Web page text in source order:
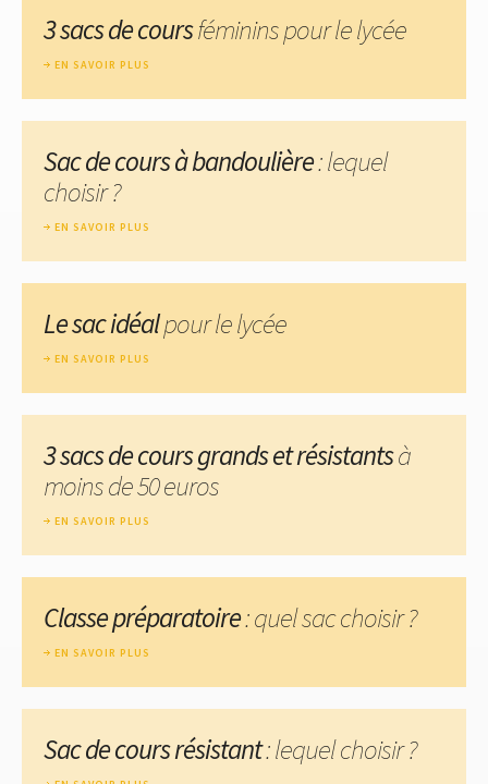
3 sacs de coursféminins pour le lycée
EN SAVOIR PLUS
Sac de cours à bandoulière: lequel
choisir ?
EN SAVOIR PLUS
Le sac idéalpour le lycée
EN SAVOIR PLUS
3 sacs de cours grands et résistantsà
moins de 50 euros
EN SAVOIR PLUS
Classe préparatoire: quel sac choisir ?
EN SAVOIR PLUS
Sac de cours résistant: lequel choisir ?